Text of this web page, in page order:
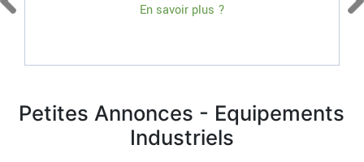
En savoir plus ?
Petites Annonces - Equipements
Industriels